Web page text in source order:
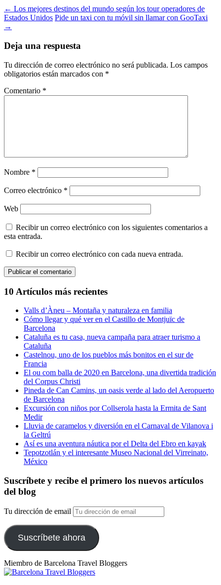
← Los mejores destinos del mundo según los tour operadores de
Estados Unidos Pide un taxi con tu móvil sin llamar con GooTaxi
→
Deja una respuesta
Tu dirección de correo electrónico no será publicada. Los campos
obligatorios están marcados con *
Comentario *
Nombre *
Correo electrónico *
Web
Recibir un correo electrónico con los siguientes comentarios a
esta entrada.
Recibir un correo electrónico con cada nueva entrada.
10 Artículos más recientes
Valls d’Àneu – Montaña y naturaleza en familia
Cómo llegar y qué ver en el Castillo de Montjuïc de
Barcelona
Cataluña es tu casa, nueva campaña para atraer turismo a
Cataluña
Castelnou, uno de los pueblos más bonitos en el sur de
Francia
El ou com balla de 2020 en Barcelona, una divertida tradición
del Corpus Christi
Pineda de Can Camins, un oasis verde al lado del Aeropuerto
de Barcelona
Excursión con niños por Collserola hasta la Ermita de Sant
Medir
Lluvia de caramelos y diversión en el Carnaval de Vilanova i
la Geltrú
Así es una aventura náutica por el Delta del Ebro en kayak
Tepotzotlán y el interesante Museo Nacional del Virreinato,
México
Suscríbete y recibe el primero los nuevos artículos
del blog
Tu dirección de email
Suscríbete ahora
Miembro de Barcelona Travel Bloggers